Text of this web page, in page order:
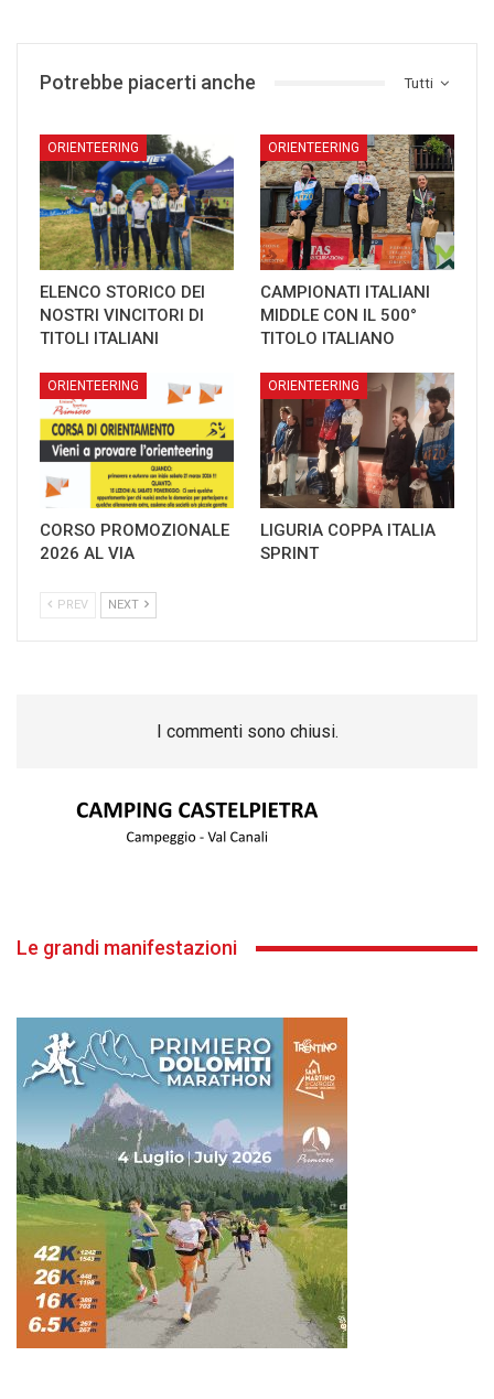
Tutti
Potrebbe piacerti anche
ORIENTEERING
ELENCO STORICO DEI
NOSTRI VINCITORI DI
TITOLI ITALIANI
ORIENTEERING
CAMPIONATI ITALIANI
MIDDLE CON IL 500°
TITOLO ITALIANO
ORIENTEERING
CORSO PROMOZIONALE
2026 AL VIA
ORIENTEERING
LIGURIA COPPA ITALIA
SPRINT
PREV NEXT
I commenti sono chiusi.
Le grandi manifestazioni